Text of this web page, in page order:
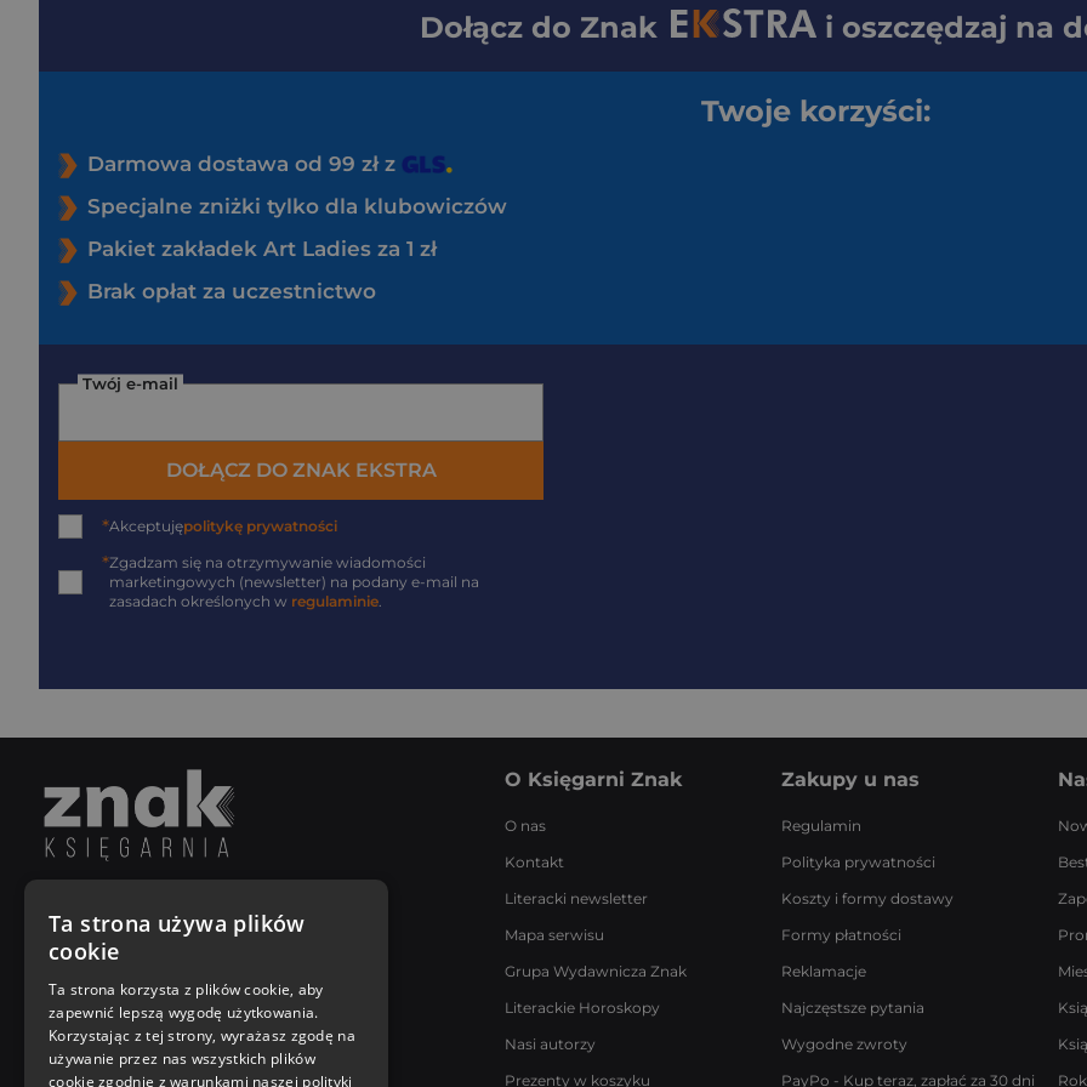
Dołącz do Znak i oszczędzaj na
Twoje korzyści:
Darmowa dostawa od 99 zł z
Specjalne zniżki tylko dla klubowiczów
Pakiet zakładek Art Ladies za 1 zł
Brak opłat za uczestnictwo
Twój e-mail
DOŁĄCZ DO ZNAK EKSTRA
*Akceptujępolitykę prywatności
*Zgadzam się na otrzymywanie wiadomości
marketingowych (newsletter) na podany e-mail na
zasadach określonych w regulaminie.
Poniedziałek - Piątek
8:00 - 18:00
[email protected]
Bądź z nami na bieżąco
O Księgarni Znak
O nas
Kontakt
Literacki newsletter
Mapa serwisu
Grupa Wydawnicza Znak
Literackie Horoskopy
Nasi autorzy
Prezenty w koszyku
Zakupy u nas
Regulamin
Polityka prywatności
Koszty i formy dostawy
Formy płatności
Reklamacje
Najczęstsze pytania
Wygodne zwroty
PayPo - Kup teraz, zapłać za 30 dni
Ta strona używa plików
cookie
Ta strona korzysta z plików cookie, aby
zapewnić lepszą wygodę użytkowania.
Korzystając z tej strony, wyrażasz zgodę na
używanie przez nas wszystkich plików
cookie zgodnie z warunkami naszej polityki